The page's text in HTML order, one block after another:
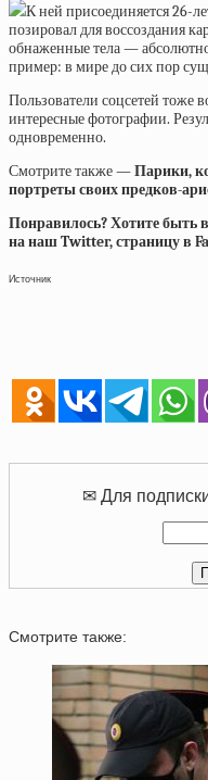
К ней присоединяется 26-
позировал для воссоздания
обнаженные тела —
пример: в мире до сих пор
Пользователи соцсетей тоже
интересные фотографии.
одновременно.
Смотрите также —Парики,
портреты своих предков-
Понравилось? Хотите быть
на наш Twitter, страницу в
Источник
✉ Для
Смотрите также: